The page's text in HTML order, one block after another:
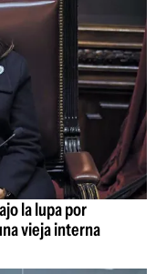
la lupa por
vieja interna